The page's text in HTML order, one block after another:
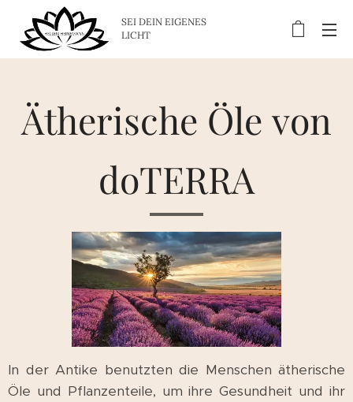
SEI DEIN EIGENES
LICHT
Ätherische Öle von
doTERRA
In der Antike benutzten die Menschen ätherische
Öle und Pflanzenteile, um ihre Gesundheit und ihr